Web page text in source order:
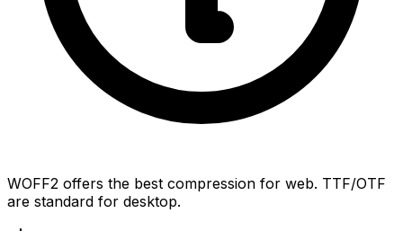
WOFF2 offers the best compression for web. TTF/OTF
are standard for desktop.